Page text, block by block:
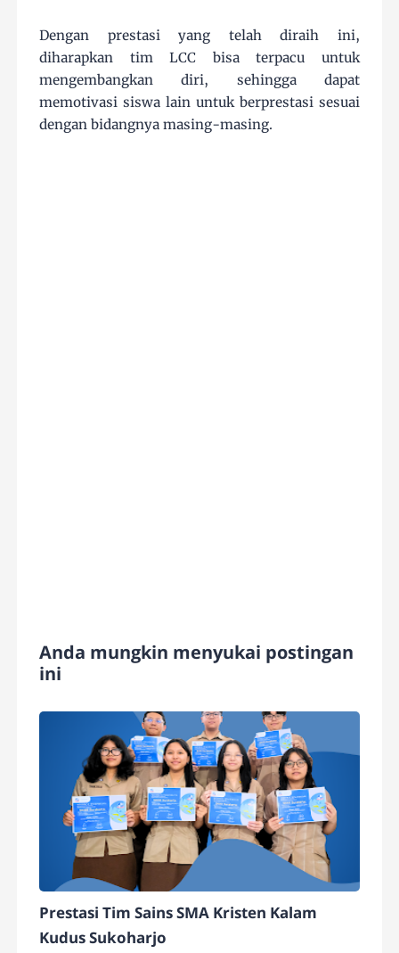
Dengan prestasi yang telah diraih ini,
diharapkan tim LCC bisa terpacu untuk
mengembangkan diri, sehingga dapat
memotivasi siswa lain untuk berprestasi sesuai
dengan bidangnya masing-masing.
Anda mungkin menyukai postingan
ini
Prestasi Tim Sains SMA Kristen Kalam
Kudus Sukoharjo